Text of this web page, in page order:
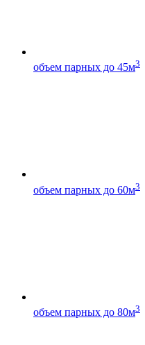
объем парных до 45м3
объем парных до 60м3
объем парных до 80м3